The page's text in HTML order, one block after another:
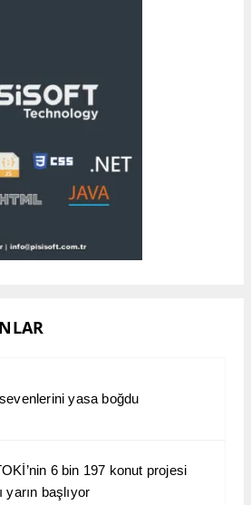
yasa boğdu
6 bin 197 konut projesi
yarın başlıyor